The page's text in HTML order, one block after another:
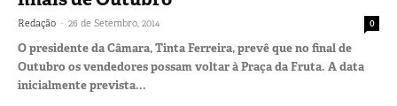
Redação - 26 de Setembro, 2014 0
O presidente da Câmara, Tinta Ferreira, prevê que no final de
Outubro os vendedores possam voltar à Praça da Fruta. A data
inicialmente prevista...